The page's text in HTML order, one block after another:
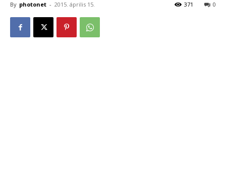
By photonet - 2015. április 15. 0
371